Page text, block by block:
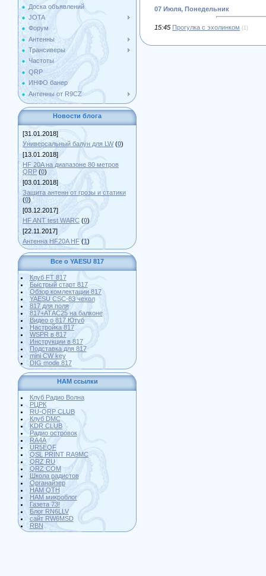
Доска объявлений
JOTA
Форум
Антенны
Трансиверы
Частоты
QRP
ИНФО банер
Антенны от R9CZ
Новости блога
[31.01.2018]
Универсальный балун для LW (0)
[13.01.2018]
HF 20A на диапазоне 80 метров
QRP (0)
[03.01.2018]
Защита антенн от грозы и статики
(0)
[03.12.2017]
HF ANT test WARC (0)
[22.11.2017]
Антенна HF20A HF (1)
Все о YAESU 817
Клуб FT 817
Быстрый старт 817
Обзор комлектации 817
YAESU CSC-83 чехол
817 для поля
817+АТАС25 на балконе
Видео о 817 Ютуб
Настройка 817
WSPR в 817
Инструкции в 817
Подставка для 817
mini CW key
DIG mode 817
HAM ссылки
Клуб Радио Волна
РЦРК
RU-QRP CLUB
Клуб DMC
KDR CLUB
Радио островок
RA4A
UR5EQF
QSL PRINT RA9MC
QRZ RU
QRZ COM
Школа радистов
Органайзер
HAM QTH
HAM микроблог
Газета 73!
Блог RN6LLV
сайт RW6MSD
RBN
07 Июля, Понедельник
15:45 Прогулка с эхолинком (1)